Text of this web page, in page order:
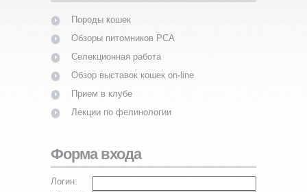
Породы кошек
Обзоры питомников PCA
Селекционная работа
Обзор выставок кошек on-line
Прием в клубе
Лекции по фелинологии
Форма входа
Логин: